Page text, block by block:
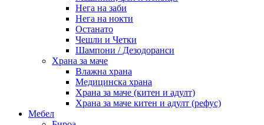
Нега на заби
Нега на нокти
Останато
Чешли и Четки
Шампони / Дезодоранси
Храна за маче
Влажна храна
Медицинска храна
Храна за маче (китен и адулт)
Храна за маче китен и адулт (рефус)
Мебел